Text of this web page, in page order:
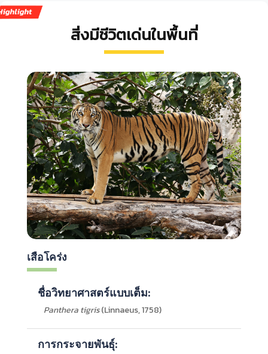
สิ่งมีชีวิตเด่นในพื้นที่
เสือโคร่ง
ชื่อวิทยาศาสตร์แบบเต็ม:
Panthera tigris(Linnaeus, 1758)
การกระจายพันธุ์: